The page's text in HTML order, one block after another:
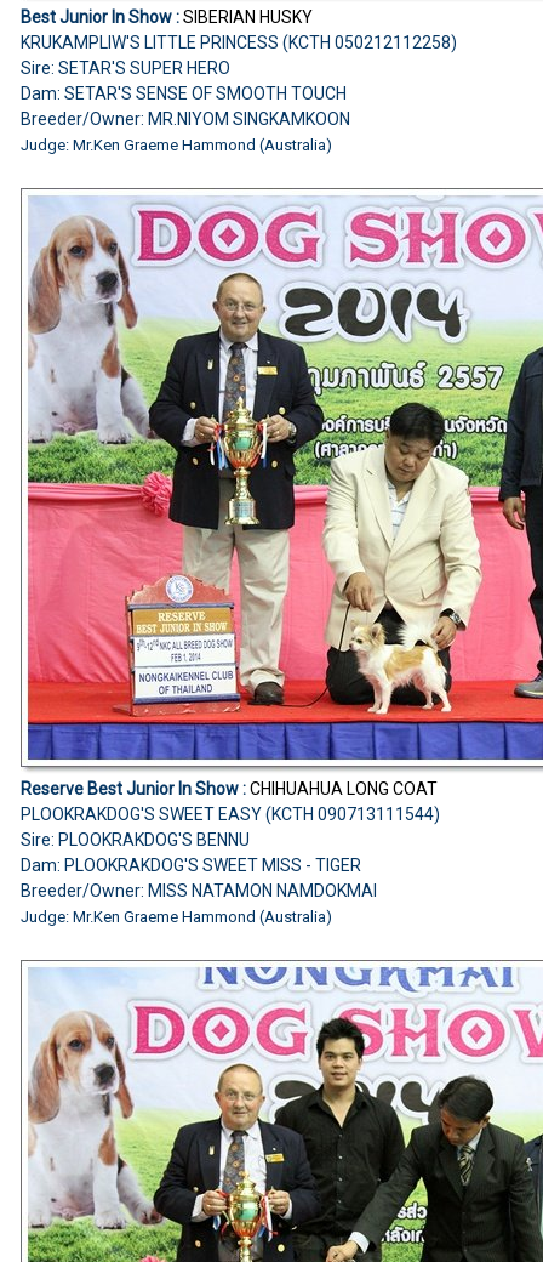
Best Junior In Show :SIBERIAN HUSKY
KRUKAMPLIW'S LITTLE PRINCESS (KCTH 050212112258)
Sire: SETAR'S SUPER HERO
Dam: SETAR'S SENSE OF SMOOTH TOUCH
Breeder/Owner: MR.NIYOM SINGKAMKOON
Judge: Mr.Ken Graeme Hammond (Australia)
Reserve Best Junior In Show :CHIHUAHUA LONG COAT
PLOOKRAKDOG'S SWEET EASY (KCTH 090713111544)
Sire: PLOOKRAKDOG'S BENNU
Dam: PLOOKRAKDOG'S SWEET MISS - TIGER
Breeder/Owner: MISS NATAMON NAMDOKMAI
Judge: Mr.Ken Graeme Hammond (Australia)